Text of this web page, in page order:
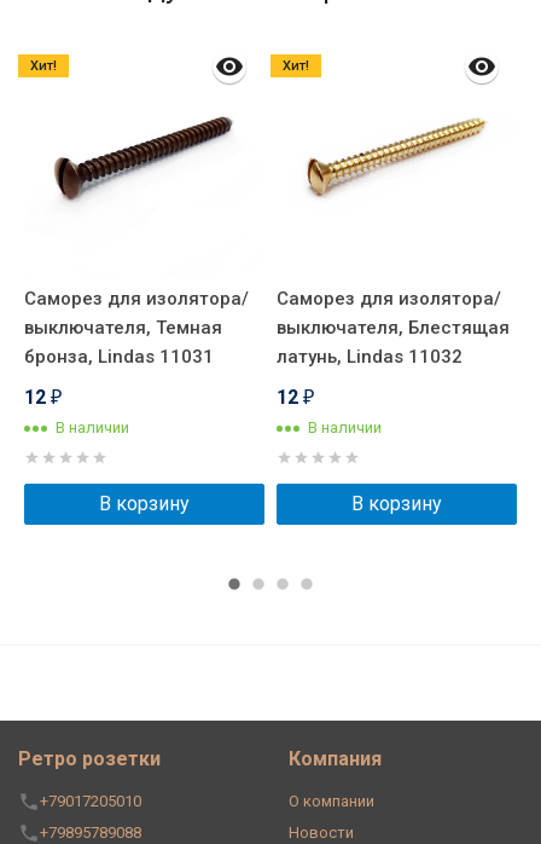
Саморез для изолятора/
выключателя, Темная
бронза, Lindas 11031
12 ₽
В наличии
В корзину
Хит!
Саморез для изолятора/
выключателя, Блестящая
латунь, Lindas 11032
12 ₽
В наличии
В корзину
Хит!
Ретро розетки
+79017205010
+79895789088
Компания
О компании
Новости